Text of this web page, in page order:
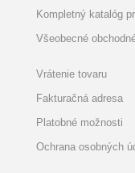
Kompletný katalóg
Všeobecné
Vrátenie tovaru
Fakturačná adresa
Platobné možnosti
Ochrana osobných